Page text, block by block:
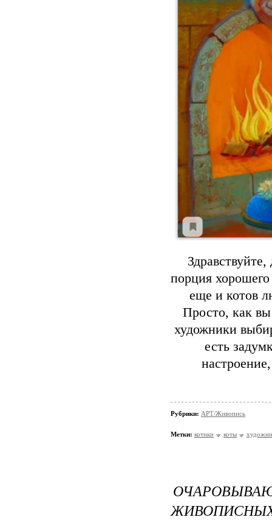
порция
еще и котов
Просто, как
художники
есть
Рубрики: АРТ/Живопись
Метки: котики коты